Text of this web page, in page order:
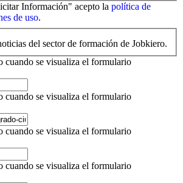
Información" acepto la política de
de uso.
del sector de formación de Jobkiero.
cuando se visualiza el formulario
cuando se visualiza el formulario
cuando se visualiza el formulario
cuando se visualiza el formulario